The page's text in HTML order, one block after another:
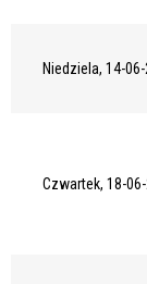
Niedziela, 14-
Czwartek, 18-